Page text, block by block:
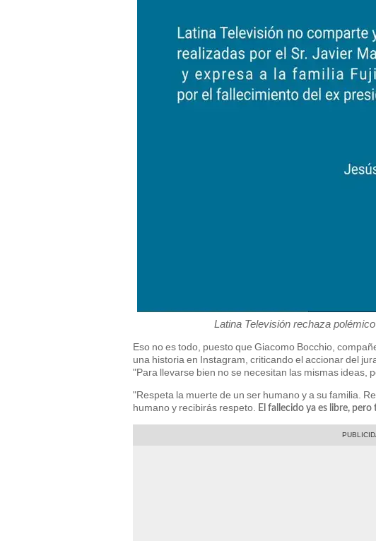
Latina Televisión rechaza
Eso no es todo, puesto que Giacomo Bocchio,
una historia en Instagram, criticando el accionar del
"Para llevarse bien no se necesitan las mismas ideas,
"Respeta la muerte de un ser humano y a su familia.
humano y recibirás respeto. El fallecido ya es libre,